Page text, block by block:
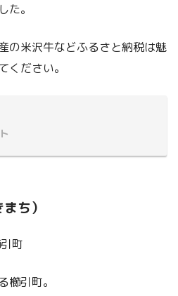
た。
の米沢牛などふるさと納税は魅
ください。
ち）
町
櫛引町。